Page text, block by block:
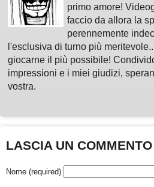
primo amore!
faccio da allora la
perennemente
l'esclusiva di turno più
giocarne il più possibile!
impressioni e i miei giudizi,
vostra.
LASCIA UN COMMENTO
Nome (required)